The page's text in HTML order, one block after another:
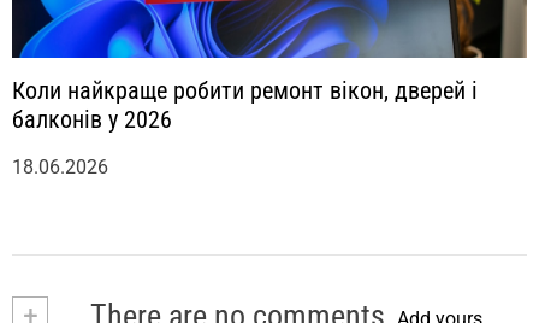
Коли найкраще робити ремонт вікон, дверей і
балконів у 2026
18.06.2026